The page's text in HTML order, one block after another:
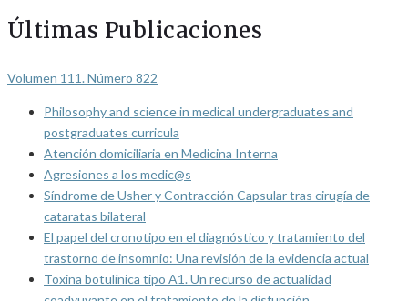
Últimas Publicaciones
Volumen 111. Número 822
Philosophy and science in medical undergraduates and
postgraduates curricula
Atención domiciliaria en Medicina Interna
Agresiones a los medic@s
Síndrome de Usher y Contracción Capsular tras cirugía de
cataratas bilateral
El papel del cronotipo en el diagnóstico y tratamiento del
trastorno de insomnio: Una revisión de la evidencia actual
Toxina botulínica tipo A1. Un recurso de actualidad